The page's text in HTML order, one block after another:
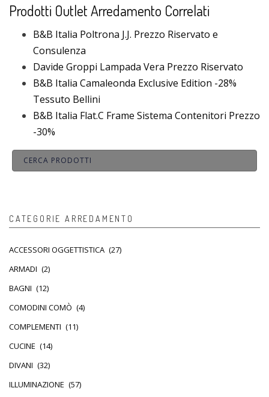
Prodotti Outlet Arredamento Correlati
B&B Italia Poltrona J.J. Prezzo Riservato e
Consulenza
Davide Groppi Lampada Vera Prezzo Riservato
B&B Italia Camaleonda Exclusive Edition -28%
Tessuto Bellini
B&B Italia Flat.C Frame Sistema Contenitori Prezzo
-30%
CATEGORIE ARREDAMENTO
ACCESSORI OGGETTISTICA (27)
ARMADI (2)
BAGNI (12)
COMODINI COMÒ (4)
COMPLEMENTI (11)
CUCINE (14)
DIVANI (32)
ILLUMINAZIONE (57)